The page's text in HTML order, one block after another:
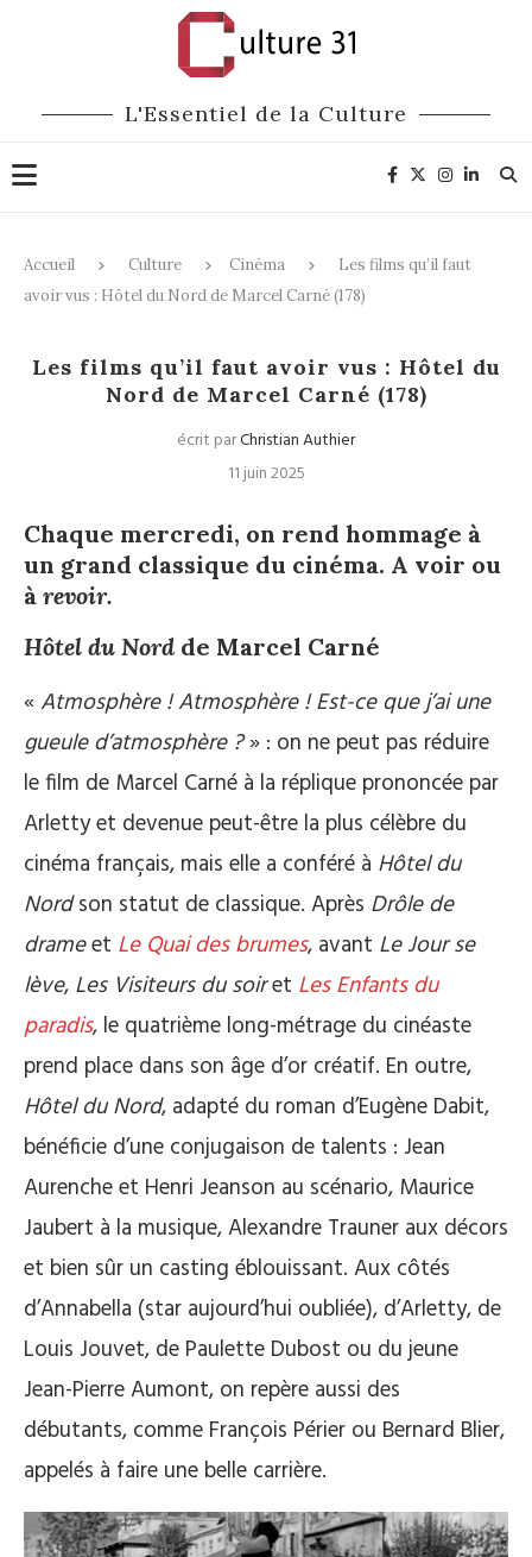
L'Essentiel de la Culture
Accueil Culture Cinéma
Les films qu’il faut
avoir vus : Hôtel du Nord de Marcel Carné (178)
Les films qu’il faut avoir vus : Hôtel du
Nord de Marcel Carné (178)
écrit parChristian Authier
11 juin 2025
Chaque mercredi, on rend hommage à
un grand classique du cinéma. A voir ou
à revoir.
Hôtel du Nord de Marcel Carné
« Atmosphère ! Atmosphère ! Est-ce que j’ai une
gueule d’atmosphère ?» : on ne peut pas réduire
le film de Marcel Carné à la réplique prononcée par
Arletty et devenue peut-être la plus célèbre du
cinéma français, mais elle a conféré à Hôtel du
Nordson statut de classique. Après Drôle de
drameet Le Quai des brumes, avant Le Jour se
lève, Les Visiteurs du soiret Les Enfants du
paradis, le quatrième long-métrage du cinéaste
prend place dans son âge d’or créatif. En outre,
Hôtel du Nord, adapté du roman d’Eugène Dabit,
bénéficie d’une conjugaison de talents : Jean
Aurenche et Henri Jeanson au scénario, Maurice
Jaubert à la musique, Alexandre Trauner aux décors
et bien sûr un casting éblouissant. Aux côtés
d’Annabella (star aujourd’hui oubliée), d’Arletty, de
Louis Jouvet, de Paulette Dubost ou du jeune
Jean-Pierre Aumont, on repère aussi des
débutants, comme François Périer ou Bernard Blier,
appelés à faire une belle carrière.